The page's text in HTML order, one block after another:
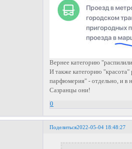
Вернее категорию
И также категорию "красота"
парфюмерия" - отдельно, и в
Сазранцы они!
0
Поделиться2022-05-04 18:48:27